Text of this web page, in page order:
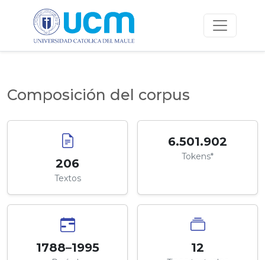
Composición del corpus
206
Textos
6.501.902
Tokens*
1788–1995 12